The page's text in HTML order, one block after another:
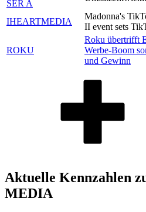
SER A
IHEARTMEDIA
Madonna's
II event sets
ROKU
Roku übertrifft
Werbe-Boom
und Gewinn
Aktuelle Kennzahlen
MEDIA